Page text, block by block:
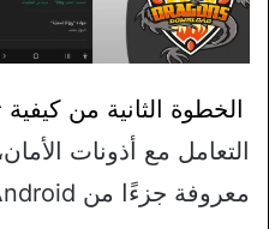
الخطوة الثانية من
التعامل مع أذونات
معروفة جزءًا من Android على مر العصور.